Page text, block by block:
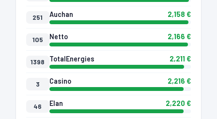
251 Auchan 2,158 €
105 Netto 2,166 €
1398 TotalEnergies 2,211 €
3 Casino 2,216 €
46 Elan 2,220 €